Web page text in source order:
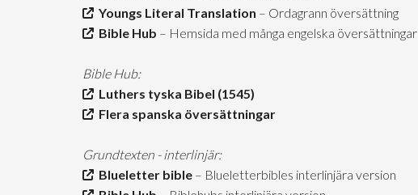
Youngs Literal Translation – Ordagrann översättning
Bible Hub – Hemsida med många engelska översättningar
Bible Hub:
Luthers tyska Bibel (1545)
Flera spanska översättningar
Grundtexten - interlinjär:
Blueletter bible – Blueletterbibles interlinjära version